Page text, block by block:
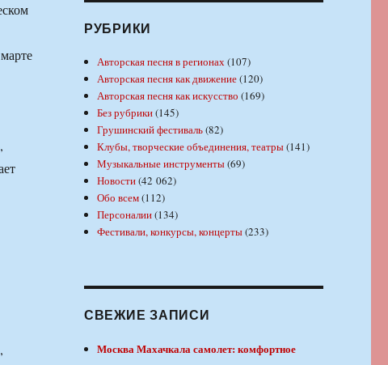
РУБРИКИ
Авторская песня в регионах(107)
Авторская песня как движение(120)
Авторская песня как искусство (169)
Без рубрики(145)
Грушинский фестиваль(82)
Клубы, творческие объединения, театры(141)
Музыкальные инструменты(69)
Новости(42 062)
Обо всем(112)
Персоналии(134)
Фестивали, конкурсы, концерты(233)
СВЕЖИЕ ЗАПИСИ
Москва Махачкала самолет: комфортное